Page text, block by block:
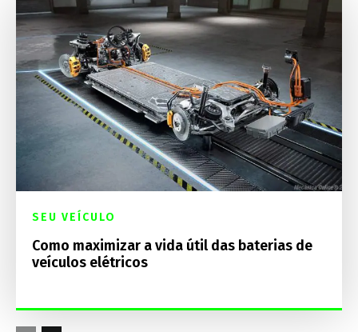
SEU VEÍCULO
Como maximizar a vida útil das baterias de
veículos elétricos